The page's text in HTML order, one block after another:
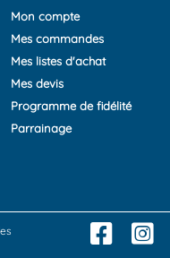
Mon compte
Mes commandes
Mes listes d'achat
Mes devis
Programme de fidélité
Parrainage